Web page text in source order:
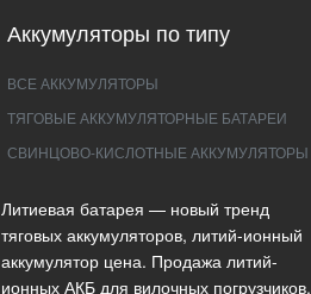
Аккумуляторы по типу
ВСЕ АККУМУЛЯТОРЫ
ТЯГОВЫЕ АККУМУЛЯТОРНЫЕ БАТАРЕИ
СВИНЦОВО-КИСЛОТНЫЕ АККУМУЛЯТОРЫ
Литиевая батарея — новый тренд
тяговых аккумуляторов, литий-ионный
аккумулятор цена. Продажа литий-
ионных АКБ для вилочных погрузчиков.